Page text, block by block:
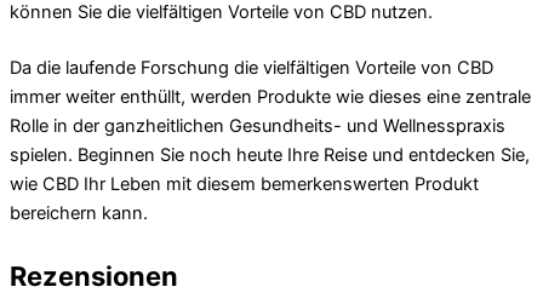
können Sie die vielfältigen Vorteile von CBD nutzen.
Da die laufende Forschung die vielfältigen Vorteile von CBD
immer weiter enthüllt, werden Produkte wie dieses eine zentrale
Rolle in der ganzheitlichen Gesundheits- und Wellnesspraxis
spielen. Beginnen Sie noch heute Ihre Reise und entdecken Sie,
wie CBD Ihr Leben mit diesem bemerkenswerten Produkt
bereichern kann.
Rezensionen